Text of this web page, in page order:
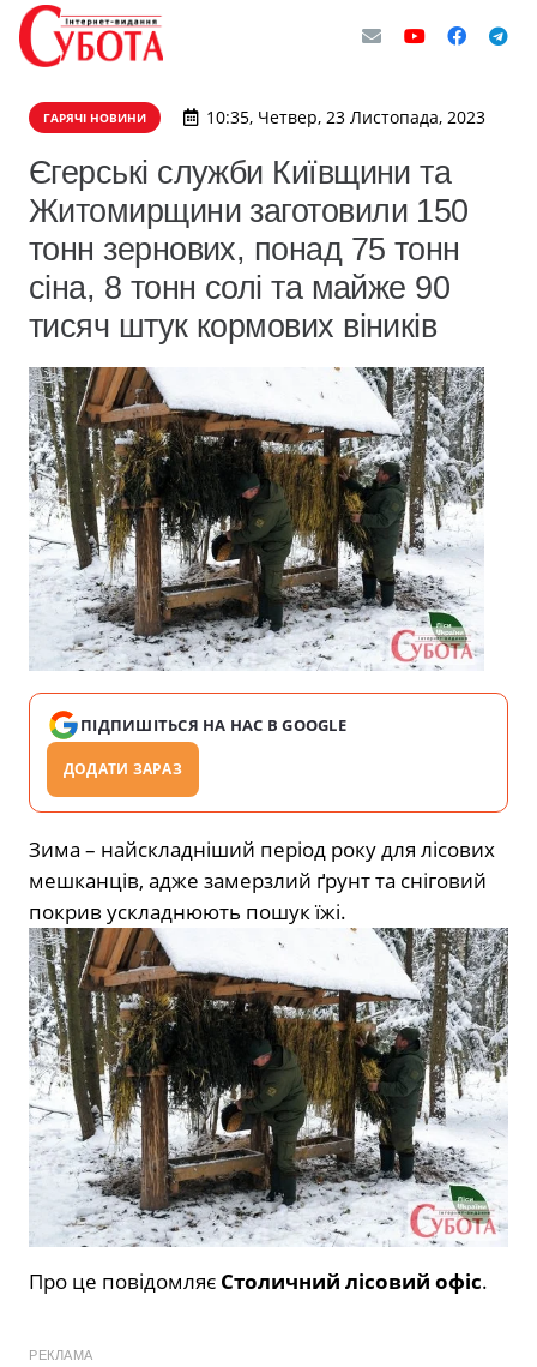
ГАРЯЧІ НОВИНИ 10:35, Четвер, 23 Листопада, 2023
Єгерські служби Київщини та
Житомирщини заготовили 150
тонн зернових, понад 75 тонн
сіна, 8 тонн солі та майже 90
тисяч штук кормових віників
ПІДПИШІТЬСЯ НА НАС В GOOGLE
ДОДАТИ ЗАРАЗ
Зима – найскладніший період року для лісових
мешканців, адже замерзлий ґрунт та сніговий
покрив ускладнюють пошук їжі.
Про це повідомляє Столичний лісовий офіс.
РЕКЛАМА